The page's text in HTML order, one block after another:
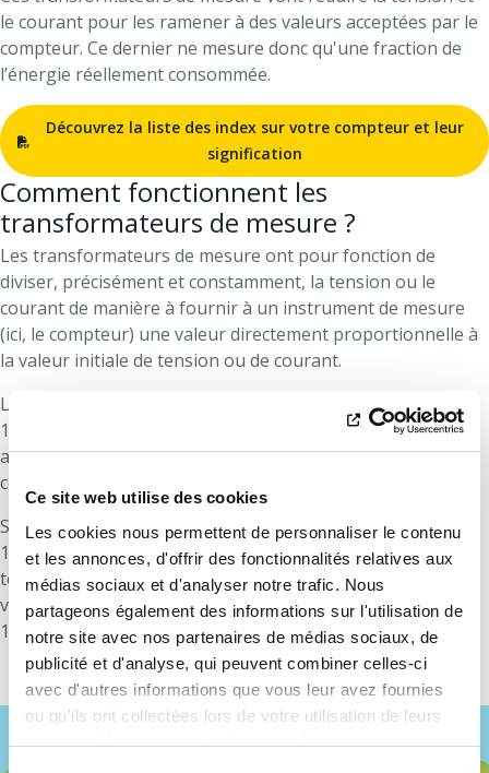
Ce site web utilise des cookies
Les cookies nous permettent de personnaliser le contenu
et les annonces, d'offrir des fonctionnalités relatives aux
médias sociaux et d'analyser notre trafic. Nous
partageons également des informations sur l'utilisation de
notre site avec nos partenaires de médias sociaux, de
publicité et d'analyse, qui peuvent combiner celles-ci
avec d'autres informations que vous leur avez fournies
ou qu'ils ont collectées lors de votre utilisation de leurs
services. Vous consentez à nos cookies si vous
le courant pour les ramener à des valeurs acceptées par le
compteur. Ce dernier ne mesure donc qu'une fraction de
l’énergie réellement consommée.
Découvrez la liste des index sur votre compteur et leur
signification
Comment fonctionnent les
transformateurs de mesure ?
Les transformateurs de mesure ont pour fonction de
diviser, précisément et constamment, la tension ou le
courant de manière à fournir à un instrument de mesure
(ici, le compteur) une valeur directement proportionnelle à
la valeur initiale de tension ou de courant.
Lorsque vos
indiquent «
100/5 », cela signifie que s'ils sont traversés par 100
ampères, ils générent un courant de 5 ampères vers le
compteur. Leur rapport de réduction est de 20.
Si vous avez destransformateurs de tension indiquant «
11.000/110», cela signifie que s'ils sont connectés à une
tension de 11.000 volts, ils génèrent une tension de 110
volts vers le compteur. Leur rapport de réduction est de
100.